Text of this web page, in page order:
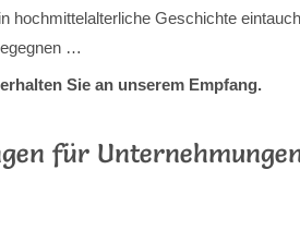
hochmittelalterliche Geschichte
…
Sie an unserem Empfang.
für